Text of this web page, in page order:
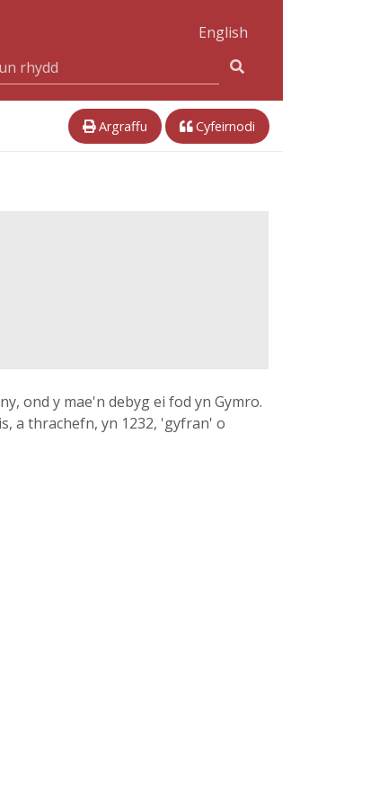
English
Argraffu Cyfeirnodi
ond y mae'n debyg ei fod yn Gymro.
a thrachefn, yn 1232, 'gyfran' o